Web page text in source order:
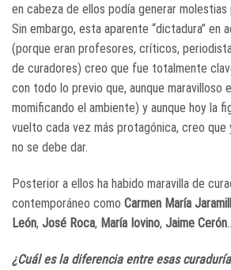
en cabeza de ellos podía generar
Sin embargo, esta aparente “dictadura” en
(porque eran profesores, críticos,
de curadores) creo que fue totalmente
con todo lo previo que, aunque maravilloso
momificando el ambiente) y aunque hoy la
vuelto cada vez más protagónica, creo
no se debe dar.
Posterior a ellos ha habido maravilla de
contemporáneo como Carmen María
León, José Roca, María Iovino, Jaime Cerón…
¿Cuál es la diferencia entre esas